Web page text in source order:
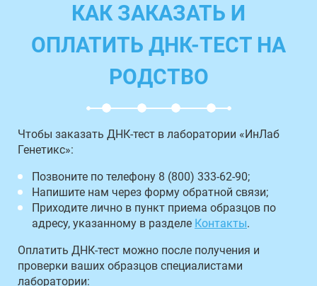
КАК ЗАКАЗАТЬ И
ОПЛАТИТЬ ДНК-ТЕСТ НА
РОДСТВО
Чтобы заказать ДНК-тест в лаборатории «ИнЛаб
Генетикс»:
Позвоните по телефону 8 (800) 333-62-90;
Напишите нам через форму обратной связи;
Приходите лично в пункт приема образцов по
адресу, указанному в разделе Контакты.
Оплатить ДНК-тест можно после получения и
проверки ваших образцов специалистами
лаборатории: